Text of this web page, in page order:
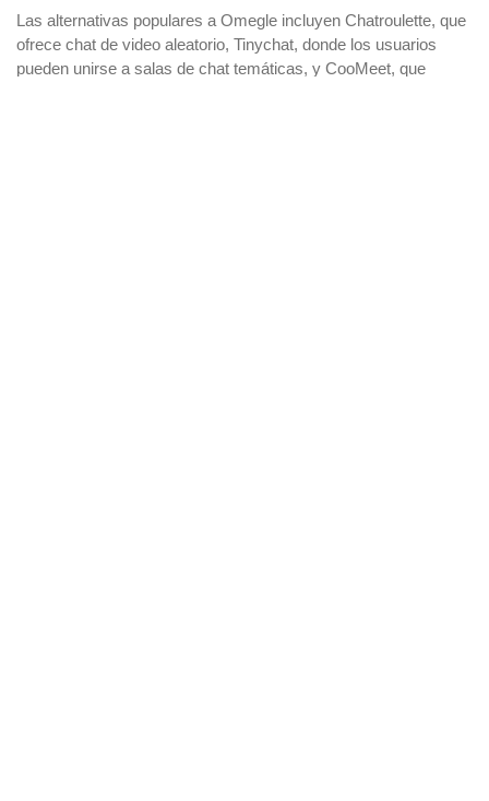
Las alternativas populares a Omegle incluyen Chatroulette, que
ofrece chat de video aleatorio, Tinychat, donde los usuarios
pueden unirse a salas de chat temáticas, y CooMeet, que